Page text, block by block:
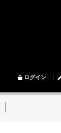
ログイン